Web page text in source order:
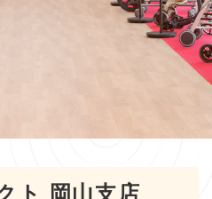
ト 岡山支店